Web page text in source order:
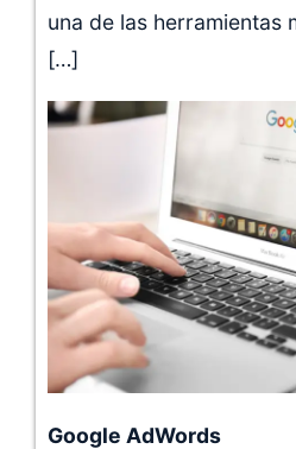
una de las herramientas
[…]
Google AdWords